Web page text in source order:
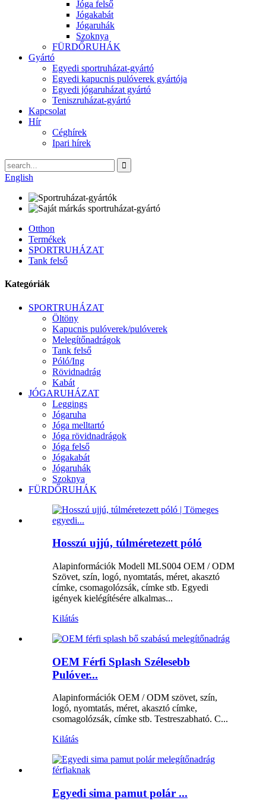
Jóga felső
Jógakabát
Jógaruhák
Szoknya
FÜRDŐRUHÁK
Gyártó
Egyedi sportruházat-gyártó
Egyedi kapucnis pulóverek gyártója
Egyedi jógaruházat gyártó
Teniszruházat-gyártó
Kapcsolat
Hír
Céghírek
Ipari hírek
English
Otthon
Termékek
SPORTRUHÁZAT
Tank felső
Kategóriák
SPORTRUHÁZAT
Öltöny
Kapucnis pulóverek/pulóverek
Melegítőnadrágok
Tank felső
Póló/Ing
Rövidnadrág
Kabát
JÓGARUHÁZAT
Leggings
Jógaruha
Jóga melltartó
Jóga rövidnadrágok
Jóga felső
Jógakabát
Jógaruhák
Szoknya
FÜRDŐRUHÁK
Hosszú ujjú, túlméretezett póló
Alapinformációk Modell MLS004 OEM / ODM
Szövet, szín, logó, nyomtatás, méret, akasztó
címke, csomagolózsák, címke stb. Egyedi
igények kielégítésére alkalmas...
Kilátás
OEM Férfi Splash Szélesebb
Pulóver...
Alapinformációk OEM / ODM szövet, szín,
logó, nyomtatás, méret, akasztó címke,
csomagolózsák, címke stb. Testreszabható. C...
Kilátás
Egyedi sima pamut polár ...